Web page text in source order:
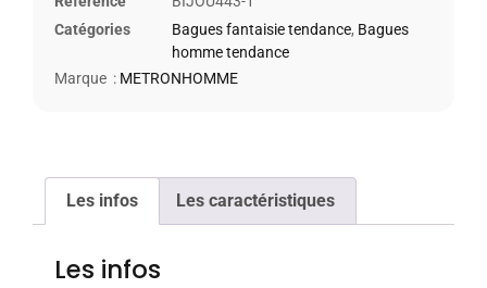
Catégories
Bagues fantaisie tendance, Bagues
homme tendance
Marque : METRONHOMME
Les infos Les caractéristiques
Les infos